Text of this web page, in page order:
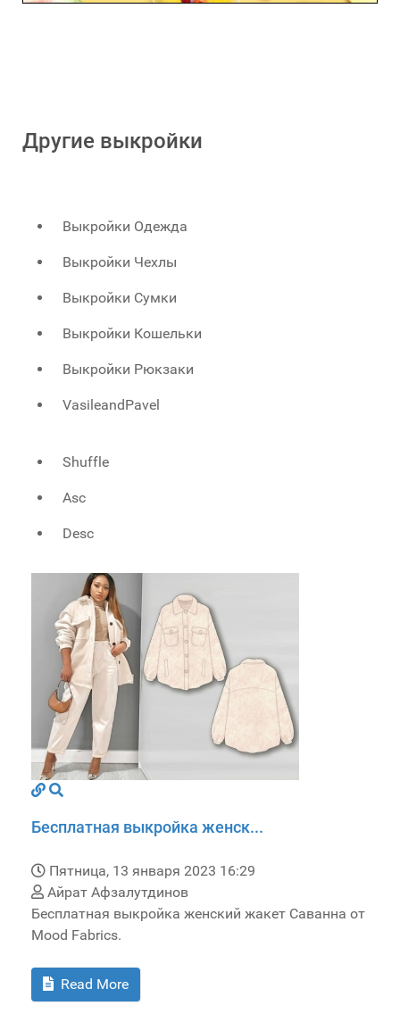
Другие выкройки
Выкройки Одежда
Выкройки Чехлы
Выкройки Сумки
Выкройки Кошельки
Выкройки Рюкзаки
VasileandPavel
Shuffle
Asc
Desc
Бесплатная выкройка женск...
Пятница, 13 января 2023 16:29
Айрат Афзалутдинов
Бесплатная выкройка женский жакет Саванна от
Mood Fabrics.
Read More